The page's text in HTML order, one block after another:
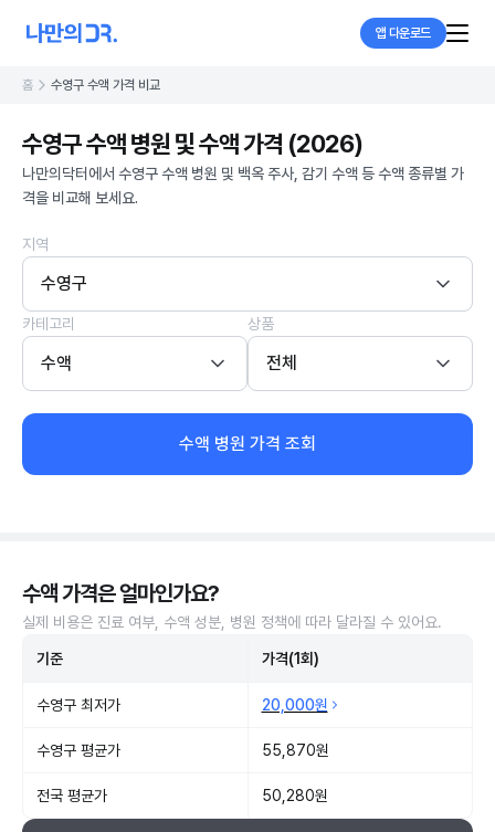
앱 다운로드
홈 수영구 수액 가격 비교
수영구 수액 병원 및 수액 가격 (2026)
나만의닥터에서 수영구 수액 병원 및 백옥 주사, 감기 수액 등 수액 종류별 가
격을 비교해 보세요.
지역
수영구
카테고리
수액
상품
전체
수액 병원 가격 조회
수액 가격은 얼마인가요?
실제 비용은 진료 여부, 수액 성분, 병원 정책에 따라 달라질 수 있어요.
기준 가격(1회)
수영구 최저가 20,000원
수영구 평균가 55,870원
전국 평균가 50,280원